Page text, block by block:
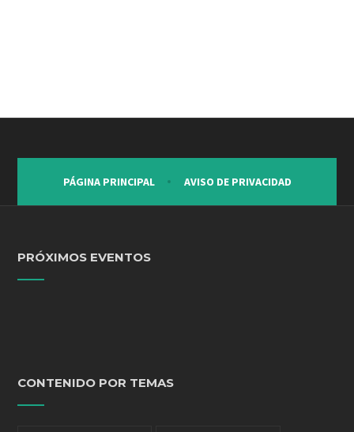
PÁGINA PRINCIPAL AVISO DE PRIVACIDAD
PRÓXIMOS EVENTOS
CONTENIDO POR TEMAS